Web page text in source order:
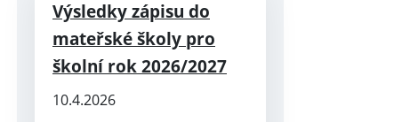
Výsledky zápisu do
mateřské školy pro
školní rok 2026/2027
10.4.2026